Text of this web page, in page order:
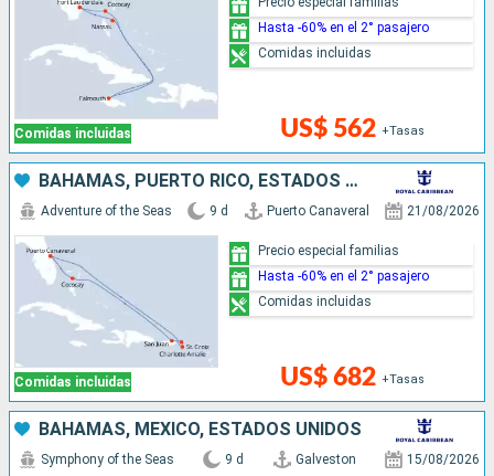
Comidas incluidas US$ 562 +Tasas
Hasta -60% en el 2° pasajero
Comidas incluidas
BAHAMAS, PUERTO RICO, ESTADOS UNIDOS
Comidas incluidas
Adventure of the Seas 9 d Puerto Canaveral 21/08/2026
US$ 682 +Tasas
Precio especial familias
Hasta -60% en el 2° pasajero
Comidas incluidas
BAHAMAS, MÉXICO, ESTADOS UNIDOS
Symphony of the Seas 9 d Galveston 15/08/2026